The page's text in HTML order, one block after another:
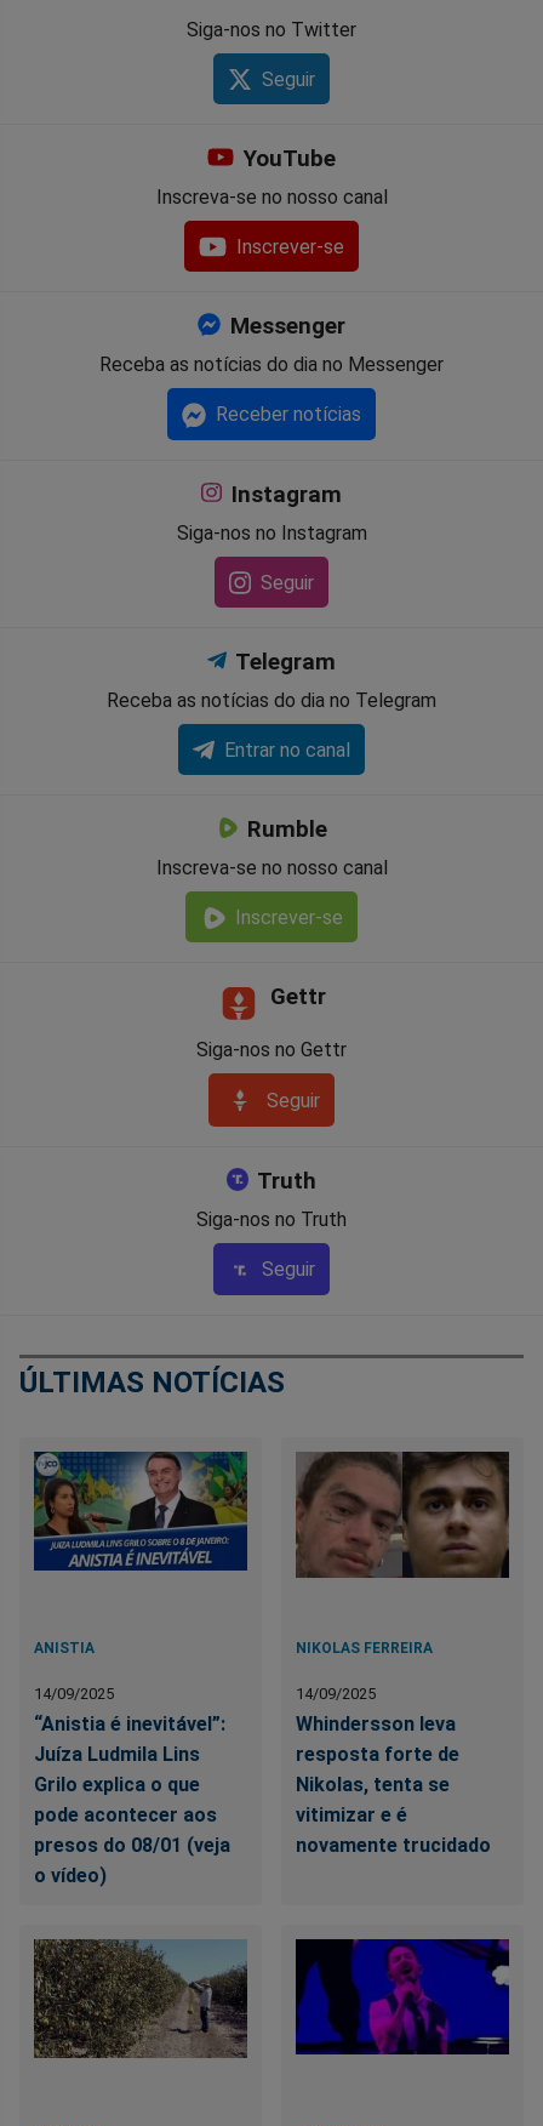
Siga-nos no Twitter
Seguir
YouTube
Inscreva-se no nosso canal
Inscrever-se
Messenger
Receba as notícias do dia no Messenger
Receber notícias
Instagram
Siga-nos no Instagram
Seguir
Telegram
Receba as notícias do dia no Telegram
Entrar no canal
Rumble
Inscreva-se no nosso canal
Inscrever-se
Gettr
Siga-nos no Gettr
Seguir
Truth
Siga-nos no Truth
Seguir
ÚLTIMAS NOTÍCIAS
ANISTIA
14/09/2025
“Anistia é inevitável”:
Juíza Ludmila Lins
Grilo explica o que
pode acontecer aos
presos do 08/01 (veja
o vídeo)
NIKOLAS FERREIRA
14/09/2025
Whindersson leva
resposta forte de
Nikolas, tenta se
vitimizar e é
novamente trucidado